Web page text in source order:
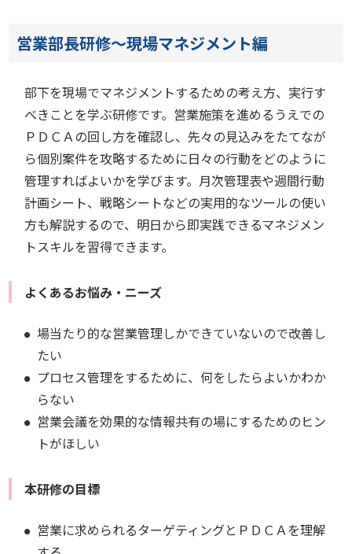
営業部長研修～現場マネジメント編
部下を現場でマネジメントするための考え方、実行す
べきことを学ぶ研修です。営業施策を進めるうえでの
ＰＤＣＡの回し方を確認し、先々の見込みをたてなが
ら個別案件を攻略するために日々の行動をどのように
管理すればよいかを学びます。月次管理表や週間行動
計画シート、戦略シートなどの実用的なツールの使い
方も解説するので、明日から即実践できるマネジメン
トスキルを習得できます。
よくあるお悩み・ニーズ
場当たり的な営業管理しかできていないので改善し
たい
プロセス管理をするために、何をしたらよいかわか
らない
営業会議を効果的な情報共有の場にするためのヒン
トがほしい
本研修の目標
営業に求められるターゲティングとＰＤＣＡを理解